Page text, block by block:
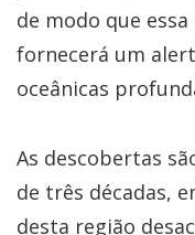
de modo que
fornecerá um
oceânicas
As descobertas
de três décadas,
desta região